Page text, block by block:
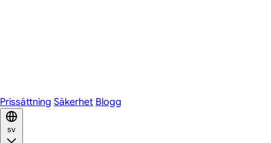
Prissättning Säkerhet Blogg
sv